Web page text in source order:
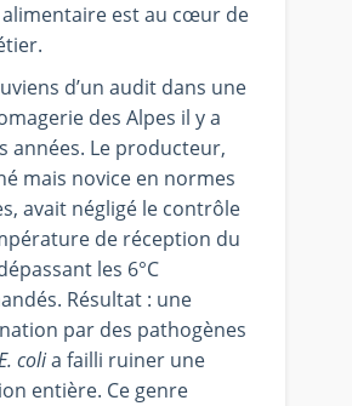
est au cœur de
d’un audit dans une
des Alpes il y a
années. Le producteur,
mais novice en normes
avait négligé le contrôle
de réception du
les 6°C
Résultat : une
par des pathogènes
colia failli ruiner une
entière. Ce genre